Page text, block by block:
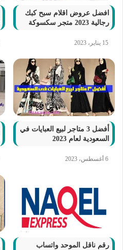
افضل عروض اقلام سبح كبك
رجالية 2023 متجر سكسوكة
15 يناير، 2023
أفضل 3 متاجر لبيع العبايات في
السعودية لعام 2023
6 أغسطس، 2023
رقم ناقل الموحد واتساب